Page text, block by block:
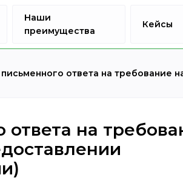
Наши
преимущества
Кейсы
ответа на требование
ответа на